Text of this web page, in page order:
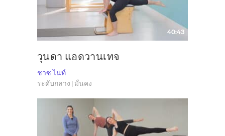
40:43
วุนดา แอดวานเทจ
ชาซ ไนท์
ระดับกลาง | มั่นคง